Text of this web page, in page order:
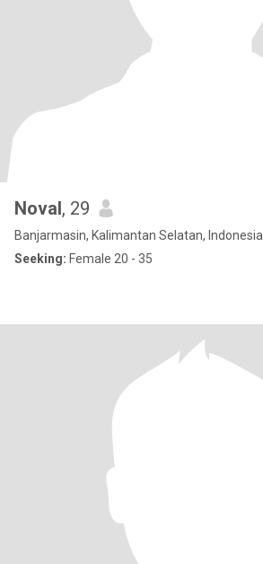
Noval, 29
Banjarmasin, Kalimantan Selatan, Indonesia
Seeking: Female 20 - 35